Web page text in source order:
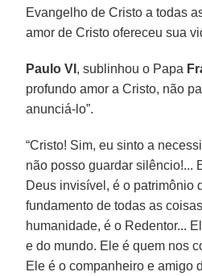
Evangelho de Cristo a todas
amor de Cristo ofereceu sua
Paulo VI , sublinhou o Papa
profundo amor a Cristo, não
anunciá-lo”.
“Cristo! Sim, eu sinto a
não posso guardar silêncio!...
Deus invisível, é o patrimônio
fundamento de todas as
humanidade, é o Redentor...
e do mundo. Ele é quem nos
Ele é o companheiro e amigo